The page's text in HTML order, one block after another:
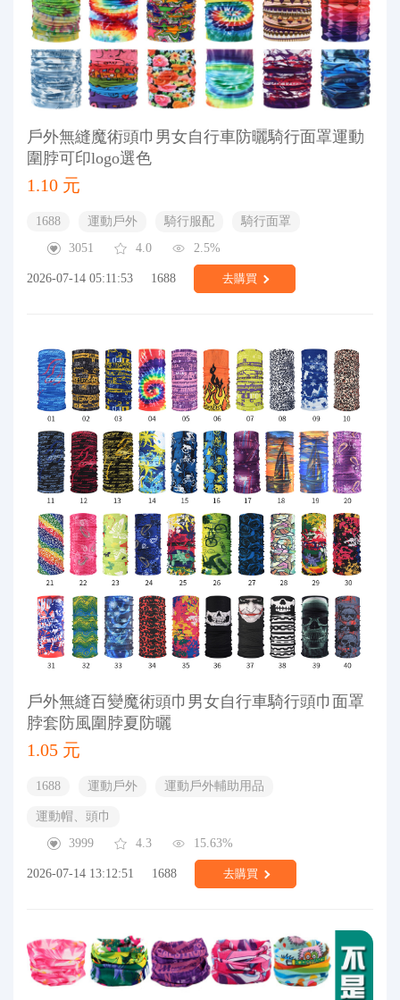
戶外無縫魔術頭巾男女自行車防曬騎行面罩運動
圍脖可印logo選色
1.10 元
1688 運動戶外 騎行服配
騎行面罩
3051
4.0 2.5%
2026-07-14 05:11:53 1688 去購買
戶外無縫百變魔術頭巾男女自行車騎行頭巾面罩
脖套防風圍脖夏防曬
1.05 元
1688 運動戶外 運動戶外輔助用品
運動帽、頭巾
3999
4.3 15.63%
2026-07-14 13:12:51 1688 去購買